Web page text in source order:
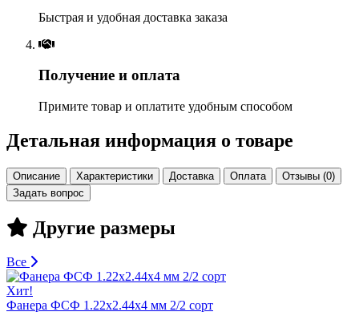
Быстрая и удобная доставка заказа
Получение и оплата
Примите товар и оплатите удобным способом
Детальная информация о товаре
Описание Характеристики Доставка Оплата
Отзывы (0)
Задать вопрос
Другие размеры
Все
Хит!
Фанера ФСФ 1.22х2.44х4 мм 2/2 сорт